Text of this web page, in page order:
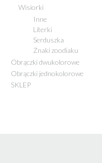
Wisiorki
Inne
Literki
Serduszka
Znaki zoodiaku
Obrączki dwukolorowe
Obrączki jednokolorowe
SKLEP